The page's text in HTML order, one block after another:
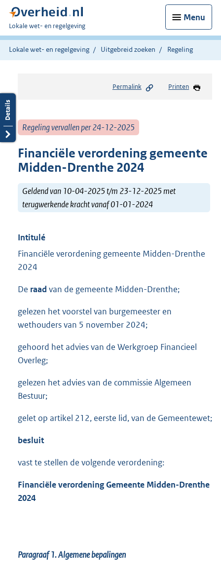
Menu
U
bent
hier:
Lokale wet- en regelgeving
Lokale wet- en regelgeving Uitgebreid zoeken Regeling
Permalink Printen
Regeling vervallen per 24-12-2025
Financiële verordening gemeente
Midden-Drenthe 2024
Geldend van 10-04-2025 t/m 23-12-2025 met
terugwerkende kracht vanaf 01-01-2024
Intitulé
Financiële verordening gemeente Midden-Drenthe
2024
De raad van de gemeente Midden-Drenthe;
gelezen het voorstel van burgemeester en
wethouders van 5 november 2024;
gehoord het advies van de Werkgroep Financieel
Overleg;
gelezen het advies van de commissie Algemeen
Bestuur;
gelet op artikel 212, eerste lid, van de Gemeentewet;
besluit
vast te stellen de volgende verordening:
Financiële verordening Gemeente Midden-Drenthe
2024
Paragraaf 1.Algemene bepalingen